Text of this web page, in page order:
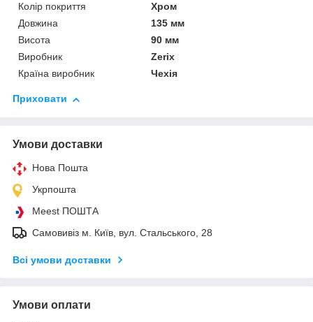
Колір покриття
Хром
Довжина
135 мм
Висота
90 мм
Виробник
Zerix
Країна виробник
Чехія
Приховати
Умови доставки
Нова Пошта
Укрпошта
Meest ПОШТА
Самовивіз м. Київ, вул. Стальського, 28
Всі умови доставки
Умови оплати